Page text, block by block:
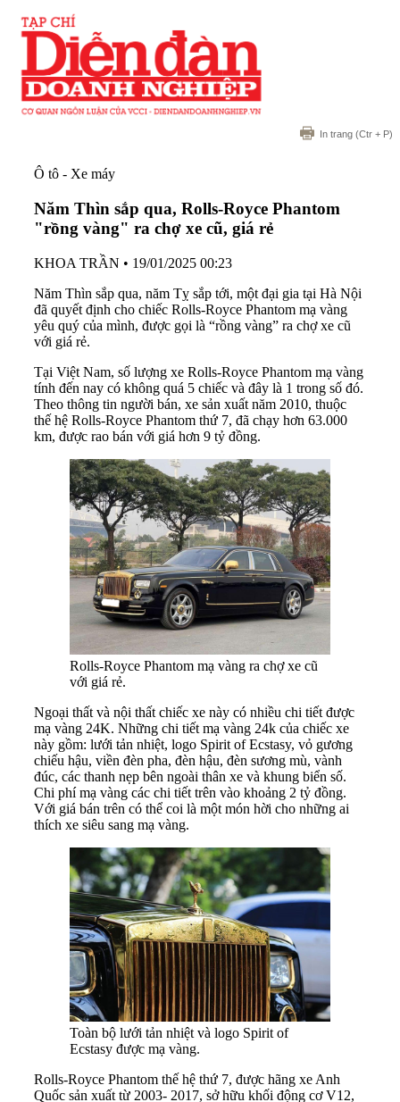
In trang (Ctr + P)
Ô tô - Xe máy
Năm Thìn sắp qua, Rolls-Royce Phantom
"rồng vàng" ra chợ xe cũ, giá rẻ
KHOA TRẦN • 19/01/2025 00:23
Năm Thìn sắp qua, năm Tỵ sắp tới, một đại gia tại Hà Nội
đã quyết định cho chiếc Rolls-Royce Phantom mạ vàng
yêu quý của mình, được gọi là “rồng vàng” ra chợ xe cũ
với giá rẻ.
Tại Việt Nam, số lượng xe Rolls-Royce Phantom mạ vàng
tính đến nay có không quá 5 chiếc và đây là 1 trong số đó.
Theo thông tin người bán, xe sản xuất năm 2010, thuộc
thế hệ Rolls-Royce Phantom thứ 7, đã chạy hơn 63.000
km, được rao bán với giá hơn 9 tỷ đồng.
Rolls-Royce Phantom mạ vàng ra chợ xe cũ
với giá rẻ.
Ngoại thất và nội thất chiếc xe này có nhiều chi tiết được
mạ vàng 24K. Những chi tiết mạ vàng 24k của chiếc xe
này gồm: lưới tản nhiệt, logo Spirit of Ecstasy, vỏ gương
chiếu hậu, viền đèn pha, đèn hậu, đèn sương mù, vành
đúc, các thanh nẹp bên ngoài thân xe và khung biển số.
Chi phí mạ vàng các chi tiết trên vào khoảng 2 tỷ đồng.
Với giá bán trên có thể coi là một món hời cho những ai
thích xe siêu sang mạ vàng.
Toàn bộ lưới tản nhiệt và logo Spirit of
Ecstasy được mạ vàng.
Rolls-Royce Phantom thế hệ thứ 7, được hãng xe Anh
Quốc sản xuất từ 2003- 2017, sở hữu khối động cơ V12,